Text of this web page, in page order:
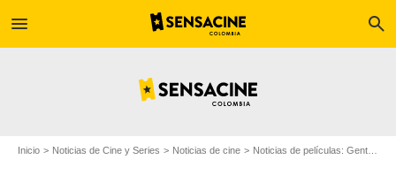
menu search
Inicio Noticias de Cine y Series Noticias de cine Noticias de películas: Gente